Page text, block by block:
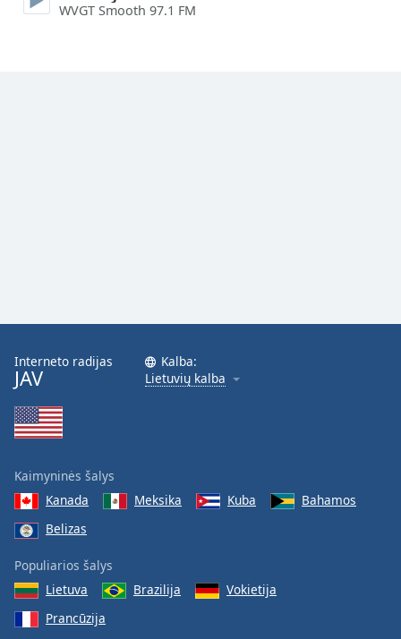
WVGT Smooth 97.1 FM
Interneto radijas
JAV
Kalba:
Lietuvių kalba
Kaimyninės šalys
Kanada
Meksika Kuba
Bahamos
Belizas
Populiarios šalys
Lietuva
Brazilija
Vokietija
Prancūzija